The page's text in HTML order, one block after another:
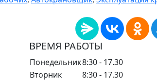
ВРЕМЯ РАБОТЫ
Понедельник8:30 - 17.30
Вторник
8:30 - 17.30